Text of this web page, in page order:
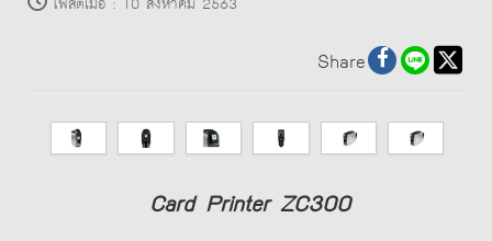
Share
Card Printer ZC300